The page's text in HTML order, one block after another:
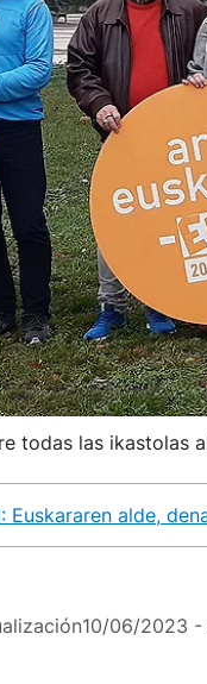
todas las ikastolas
alde,
10/06/2023 -